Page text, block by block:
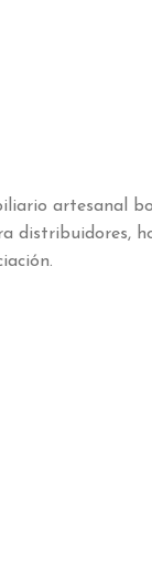
artesanal
distribuidores,
.